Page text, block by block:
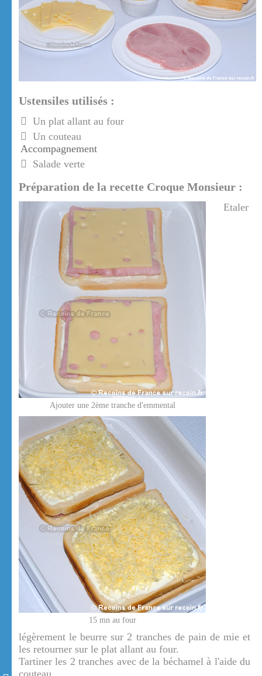
Ustensiles utilisés :
Un plat allant au four
Un couteau
Accompagnement
Salade verte
Préparation de la recette Croque Monsieur :
Ajouter une 2ème tranche d'emmental
15 mn au four
Etaler
légèrement le beurre sur 2 tranches de pain de mie et
les retourner sur le plat allant au four.
Tartiner les 2 tranches avec de la béchamel à l'aide du